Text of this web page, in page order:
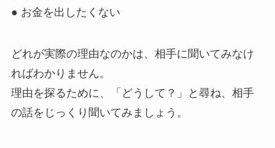
● お金を出したくない
どれが実際の理由なのかは、相手に聞いてみなけ
ればわかりません。
理由を探るために、「どうして？」と尋ね、相手
の話をじっくり聞いてみましょう。